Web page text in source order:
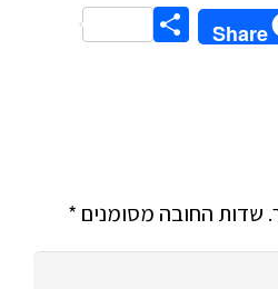
Share
Share
שדות החובה מסומנים *